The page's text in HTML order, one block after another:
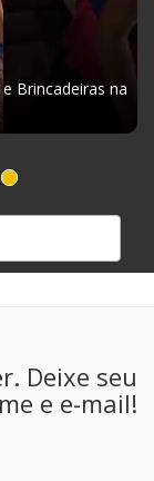
Brincadeiras na
Deixe seu
e e-mail!